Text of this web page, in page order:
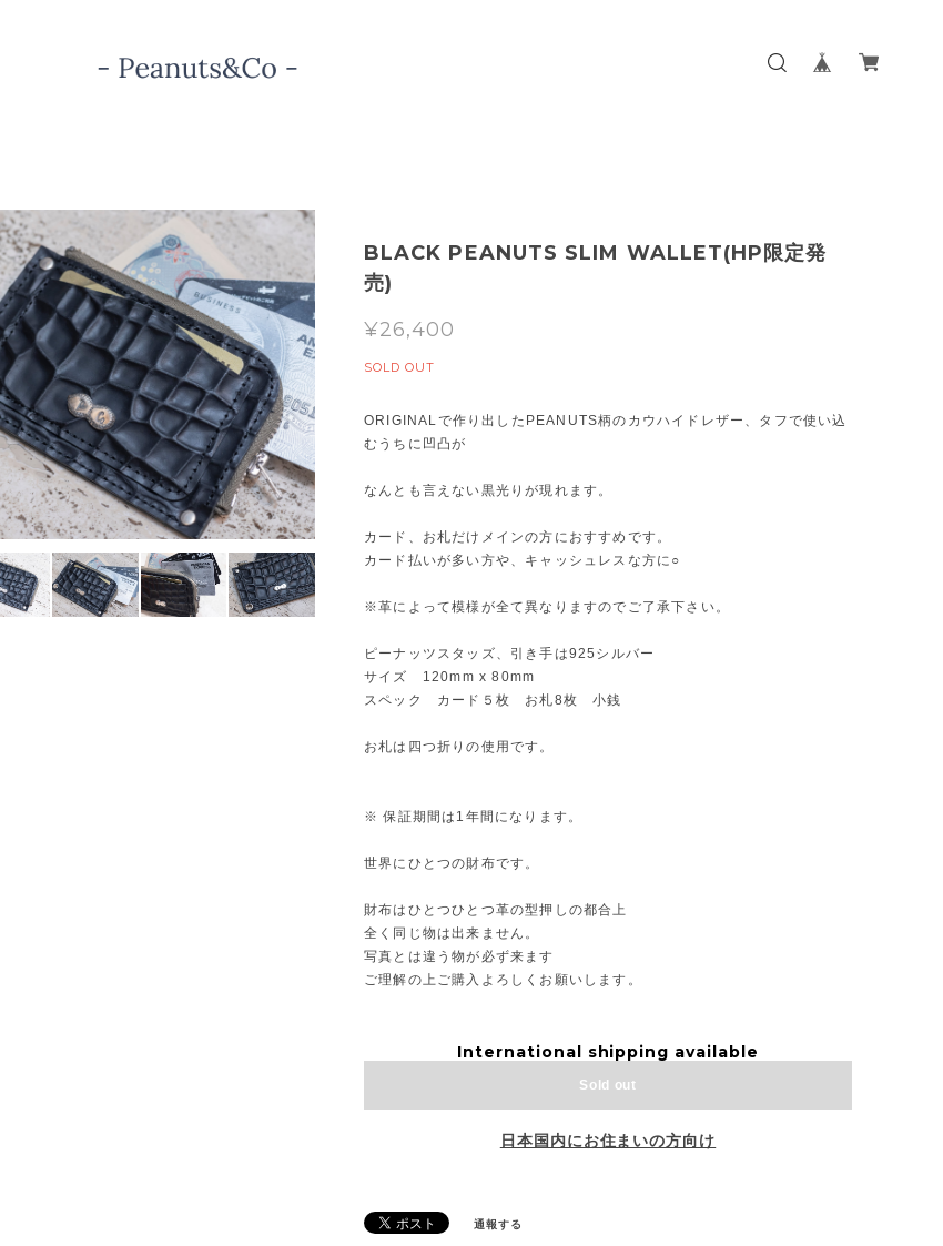
BLACK PEANUTS SLIM WALLET(HP限定発
売)
¥26,400
SOLD OUT
ORIGINALで作り出したPEANUTS柄のカウハイドレザー、タフで使い込
むうちに凹凸が
なんとも言えない黒光りが現れます。
カード、お札だけメインの方におすすめです。
カード払いが多い方や、キャッシュレスな方に○
※革によって模様が全て異なりますのでご了承下さい。
ピーナッツスタッズ、引き手は925シルバー
サイズ 120mm x 80mm
スペック カード５枚 お札8枚 小銭
お札は四つ折りの使用です。
※ 保証期間は1年間になります。
世界にひとつの財布です。
財布はひとつひとつ革の型押しの都合上
全く同じ物は出来ません。
写真とは違う物が必ず来ます
ご理解の上ご購入よろしくお願いします。
International shipping available
Sold out
日本国内にお住まいの方向け
通報する